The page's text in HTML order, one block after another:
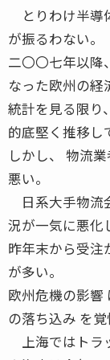
とりわけ半導
が振るわない。
二〇〇七年以降
なった欧州の経
統計を見る限り
的底堅く推移し
しかし、 物流
悪い。
日系大手物流
況が一気に悪化
昨年末から受注
が多い。
欧州危機の影響
の落ち込み を覚
上海ではトラ